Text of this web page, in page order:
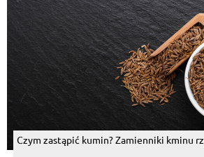
Czym zastąpić kumin? Zamienniki kminu